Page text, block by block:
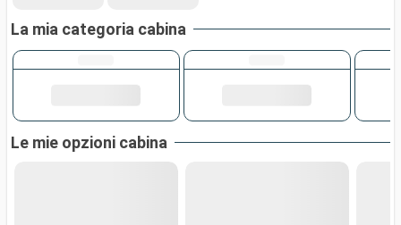
La mia categoria cabina
Le mie opzioni cabina